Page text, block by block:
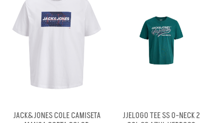
JACK&JONES COLE CAMISETA
JJELOGO TEE SS O-NECK 2